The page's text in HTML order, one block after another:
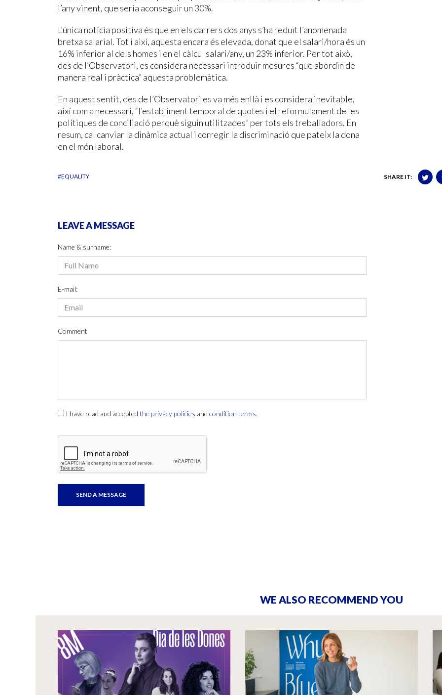
l’any vinent, que seria aconseguir un 30%.
L’única notícia positiva és que en els darrers dos anys s’ha reduït l’anomenada
bretxa salarial. Tot i així, aquesta encara és elevada, donat que el salari/hora és un
16% inferior al dels homes i en el càlcul salari/any, un 23% inferior. Per tot això,
des de l’Observatori, es considera necessari introduir mesures “que abordin de
manera real i pràctica” aquesta problemàtica.
En aquest sentit, des de l’Observatori es va més enllà i es considera inevitable,
així com a necessari, “l’establiment temporal de quotes i el reformulament de les
polítiques de conciliació perquè siguin utilitzades” per tots els treballadors. En
resum, cal canviar la dinàmica actual i corregir la discriminació que pateix la dona
en el món laboral.
#EQUALITY SHARE IT:
LEAVE A MESSAGE
Name & surname:
E-mail:
Comment
I have read and accepted the privacy policies and condition terms.
WE ALSO RECOMMEND YOU